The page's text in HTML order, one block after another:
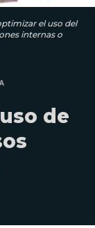
el uso del
internas o
de